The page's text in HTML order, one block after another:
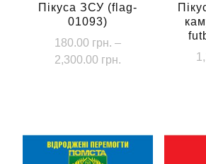
Пікуса ЗСУ (flag-
01093)
180.00 грн. –
2,300.00 грн.
2,300.00 грн.
кілька